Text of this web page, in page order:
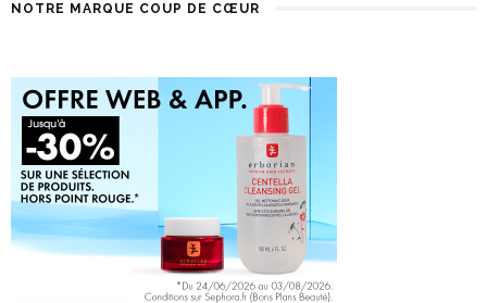
NOTRE MARQUE COUP DE CŒUR